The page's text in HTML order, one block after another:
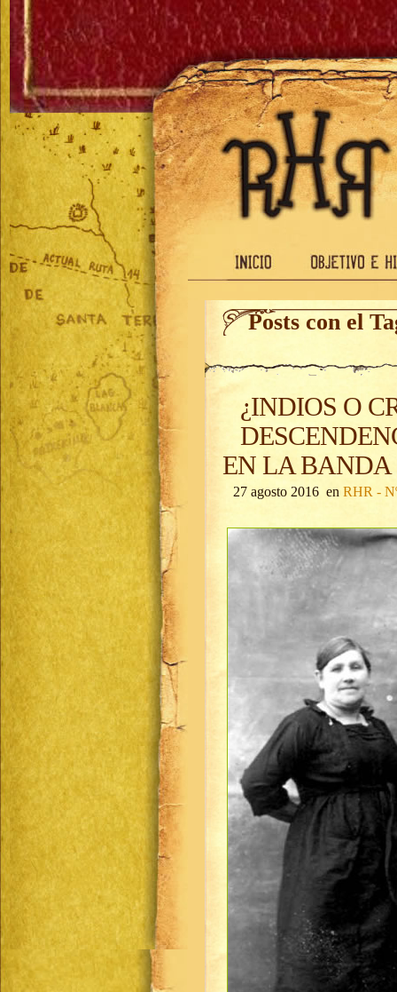
Posts con el
¿INDIOS O
EN LA BANDA
27 agosto 2016 en RHR -